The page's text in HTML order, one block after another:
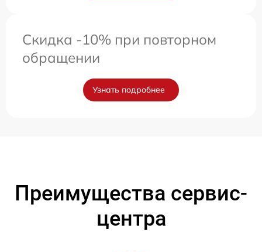
Скидка -10% при повторном
обращении
Узнать подробнее
Преимущества сервис-
центра